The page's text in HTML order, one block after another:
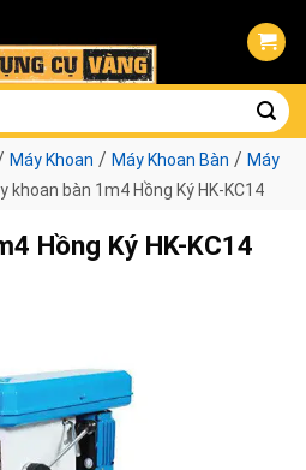
Máy Khoan / Máy Khoan Bàn / Máy
khoan bàn 1m4 Hồng Ký HK-KC14
Hồng Ký HK-KC14